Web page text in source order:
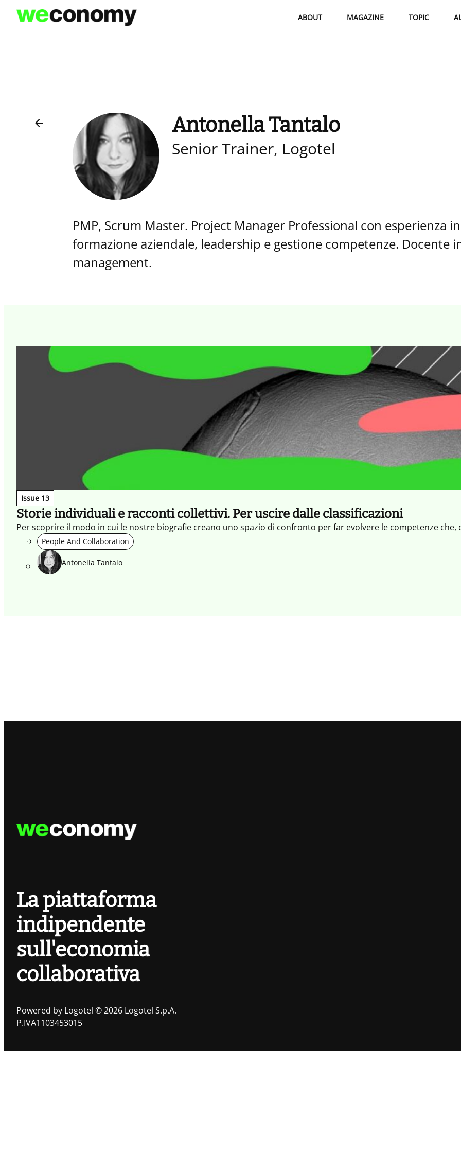
Vai
ABOUT MAGAZINE TOPIC
Antonella Tantalo
Senior Trainer, Logotel
PMP, Scrum Master. Project Manager Professional con esperienza in
formazione aziendale, leadership e gestione competenze. Docente
management.
Issue 13
Storie individuali e racconti collettivi. Per uscire dalle classificazioni
Per scoprire il modo in cui le nostre biografie creano uno spazio di confronto per far evolvere le competenze
People And Collaboration
Antonella Tantalo
La piattaforma
indipendente
sull'economia
collaborativa
Powered by Logotel © 2026 Logotel S.p.A.
P.IVA1103453015